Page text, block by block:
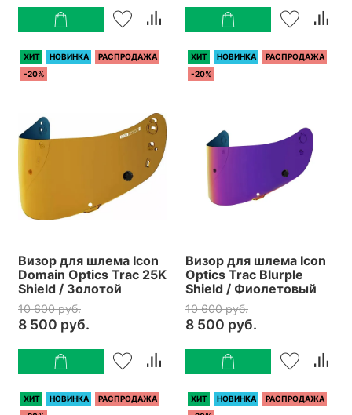
ХИТ НОВИНКА
РАСПРОДАЖА
-20%
Визор для шлема Icon
Domain Optics Trac 25K
Shield / Золотой
10 600 руб.
8 500 руб.
ХИТ НОВИНКА
РАСПРОДАЖА
-20%
Визор для шлема Icon
Optics Trac Blurple
Shield / Фиолетовый
10 600 руб.
8 500 руб.
ХИТ НОВИНКА
РАСПРОДАЖА
ХИТ НОВИНКА
РАСПРОДАЖА